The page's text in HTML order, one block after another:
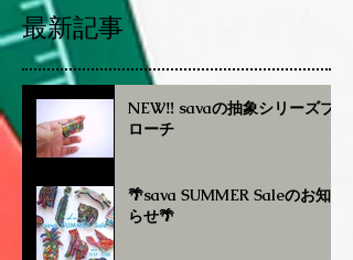
最新記事
NEW‼︎ savaの抽象シリーズブ
ローチ
🌴sava SUMMER Saleのお知
らせ🌴